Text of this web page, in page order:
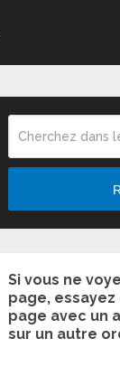
Si vous ne
page,
page avec un
sur un autre